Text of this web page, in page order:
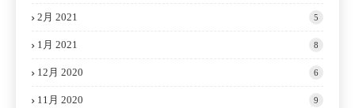
2月 2021 5
1月 2021 8
12月 2020 6
11月 2020 9